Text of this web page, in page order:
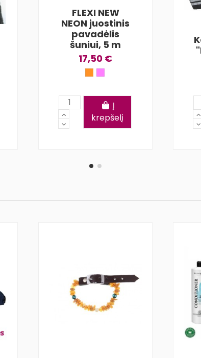
FLEXI NEW
NEON juostinis
pavadėlis
šuniui, 5 m
17,50 €
Į
krepšelį